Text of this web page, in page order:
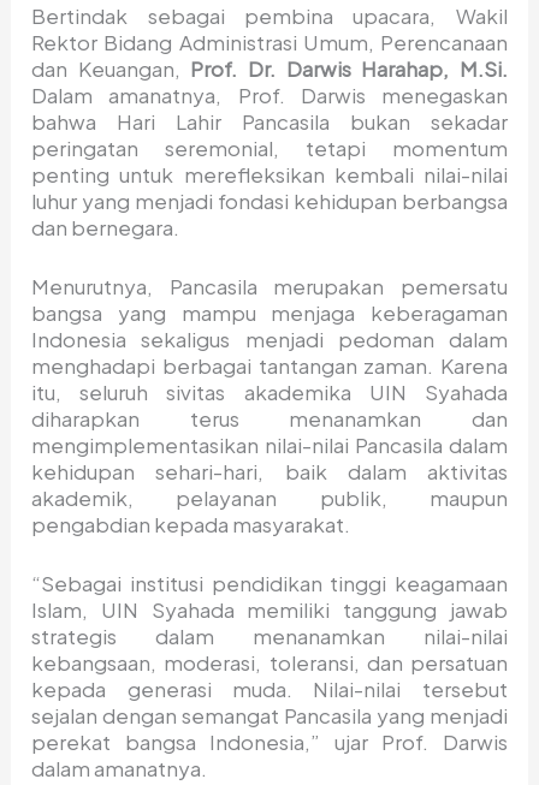
Bertindak sebagai pembina upacara, Wakil
Rektor Bidang Administrasi Umum, Perencanaan
dan Keuangan, Prof. Dr. Darwis Harahap, M.Si.
Dalam amanatnya, Prof. Darwis menegaskan
bahwa Hari Lahir Pancasila bukan sekadar
peringatan seremonial, tetapi momentum
penting untuk merefleksikan kembali nilai-nilai
luhur yang menjadi fondasi kehidupan berbangsa
dan bernegara.
Menurutnya, Pancasila merupakan pemersatu
bangsa yang mampu menjaga keberagaman
Indonesia sekaligus menjadi pedoman dalam
menghadapi berbagai tantangan zaman. Karena
itu, seluruh sivitas akademika UIN Syahada
diharapkan terus menanamkan dan
mengimplementasikan nilai-nilai Pancasila dalam
kehidupan sehari-hari, baik dalam aktivitas
akademik, pelayanan publik, maupun
pengabdian kepada masyarakat.
“Sebagai institusi pendidikan tinggi keagamaan
Islam, UIN Syahada memiliki tanggung jawab
strategis dalam menanamkan nilai-nilai
kebangsaan, moderasi, toleransi, dan persatuan
kepada generasi muda. Nilai-nilai tersebut
sejalan dengan semangat Pancasila yang menjadi
perekat bangsa Indonesia,” ujar Prof. Darwis
dalam amanatnya.